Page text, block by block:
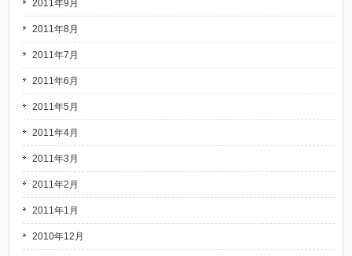
2011年9月
2011年8月
2011年7月
2011年6月
2011年5月
2011年4月
2011年3月
2011年2月
2011年1月
2010年12月